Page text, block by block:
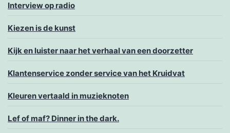
Interview op radio
Kiezen is de kunst
Kijk en luister naar het verhaal van een doorzetter
Klantenservice zonder service van het Kruidvat
Kleuren vertaald in muzieknoten
Lef of maf? Dinner in the dark.